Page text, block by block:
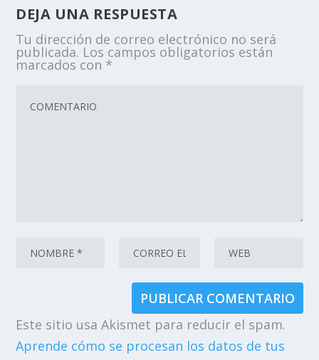
DEJA UNA RESPUESTA
Tu dirección de correo electrónico no será
publicada. Los campos obligatorios están
marcados con *
Este sitio usa Akismet para reducir el spam.
Aprende cómo se procesan los datos de tus